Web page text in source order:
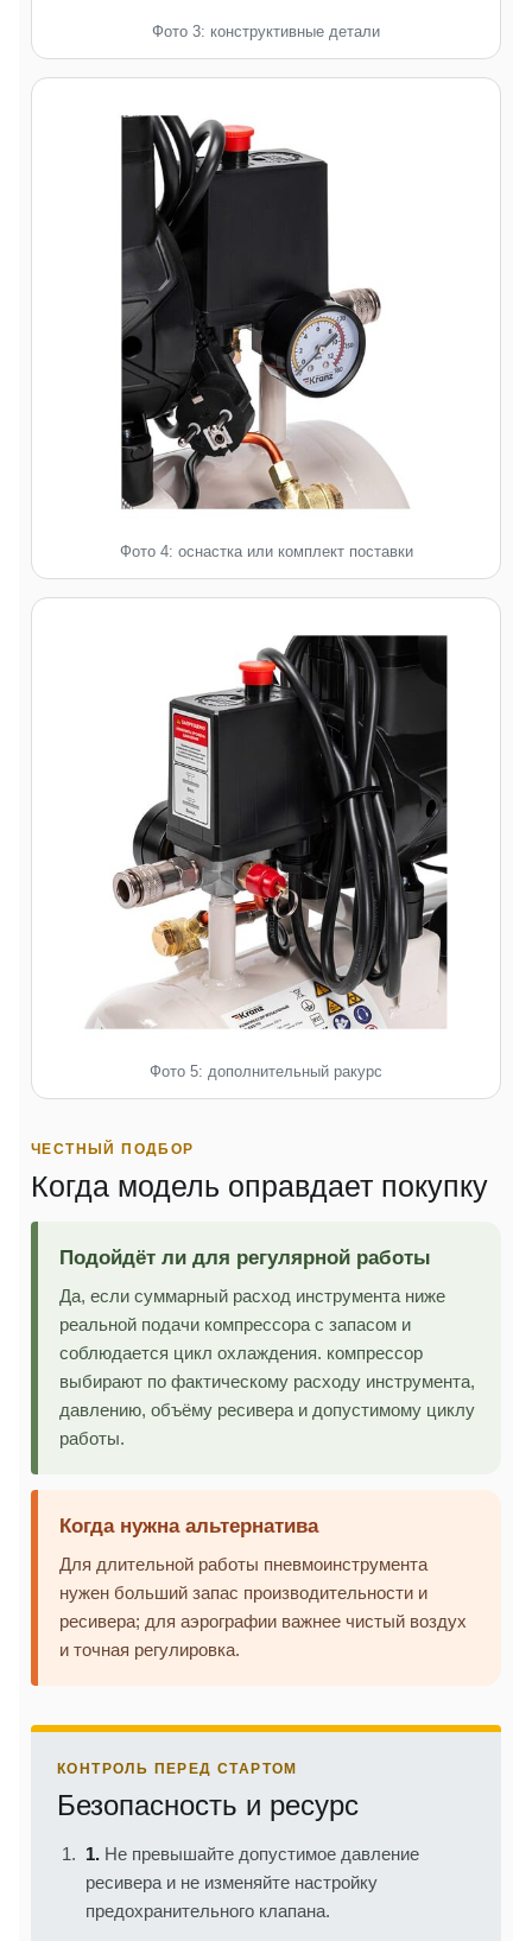
Фото 3: конструктивные детали
Фото 4: оснастка или комплект поставки
Фото 5: дополнительный ракурс
ЧЕСТНЫЙ ПОДБОР
Когда модель оправдает покупку
Подойдёт ли для регулярной работы
Да, если суммарный расход инструмента ниже
реальной подачи компрессора с запасом и
соблюдается цикл охлаждения. компрессор
выбирают по фактическому расходу инструмента,
давлению, объёму ресивера и допустимому циклу
работы.
Когда нужна альтернатива
Для длительной работы пневмоинструмента
нужен больший запас производительности и
ресивера; для аэрографии важнее чистый воздух
и точная регулировка.
КОНТРОЛЬ ПЕРЕД СТАРТОМ
Безопасность и ресурс
1. Не превышайте допустимое давление
ресивера и не изменяйте настройку
предохранительного клапана.